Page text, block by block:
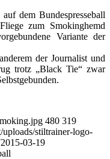
dem Bundespresseball
zum Smokinghemd
Variante der
der Journalist und
trotz „Black Tie“ zwar
480 319
stiltrainer-logo-
2015-03-19